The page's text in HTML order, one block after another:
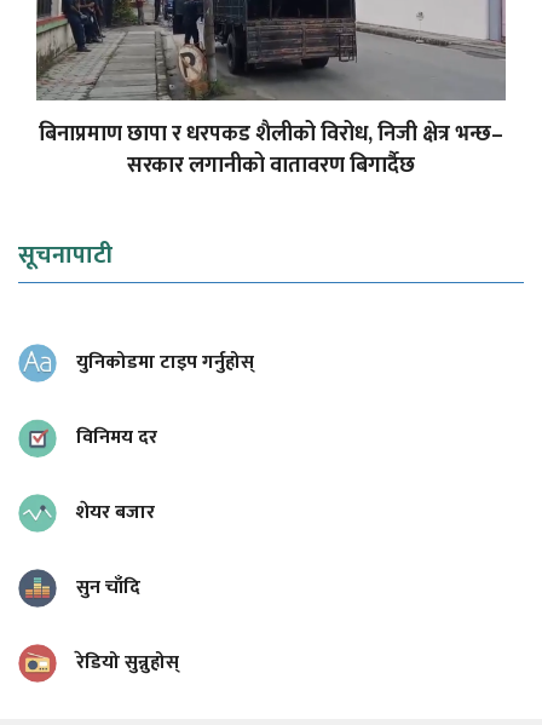
बिनाप्रमाण छापा र धरपकड शैलीको विरोध, निजी क्षेत्र भन्छ–
सरकार लगानीको वातावरण बिगार्दैछ
सूचनापाटी
युनिकोडमा टाइप गर्नुहोस्
विनिमय दर
शेयर बजार
सुन चाँदि
रेडियो सुन्नुहोस्